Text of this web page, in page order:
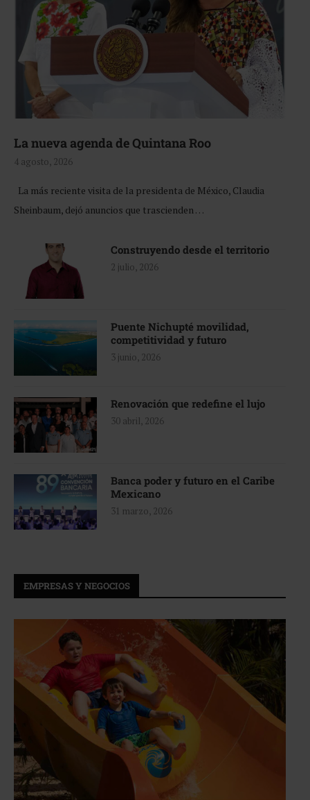
La nueva agenda de Quintana Roo
4 agosto, 2026
La más reciente visita de la presidenta de México, Claudia
Sheinbaum, dejó anuncios que trascienden …
Construyendo desde el territorio
2 julio, 2026
Puente Nichupté movilidad,
competitividad y futuro
3 junio, 2026
Renovación que redefine el lujo
30 abril, 2026
Banca poder y futuro en el Caribe
Mexicano
31 marzo, 2026
EMPRESAS Y NEGOCIOS